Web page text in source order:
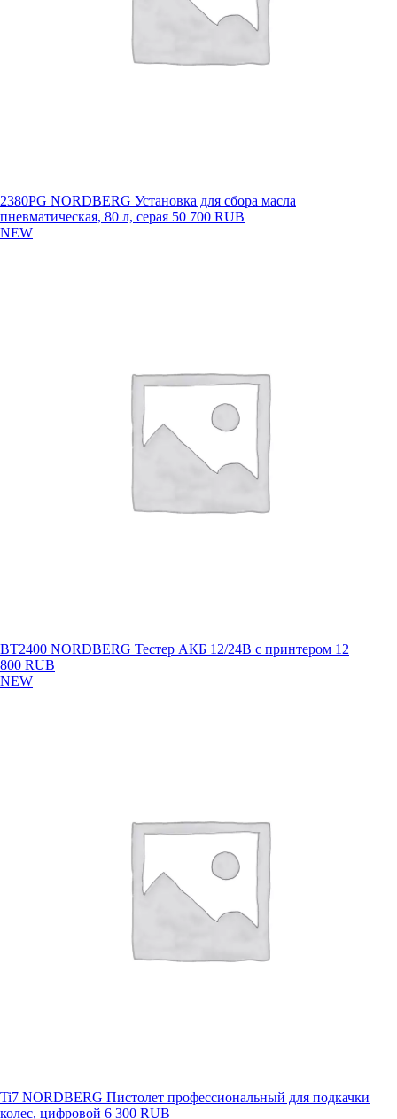
2380PG NORDBERG Установка для сбора масла
пневматическая, 80 л, серая 50 700 RUB
NEW
BT2400 NORDBERG Тестер АКБ 12/24В с принтером 12
800 RUB
NEW
Ti7 NORDBERG Пистолет профессиональный для подкачки
колес, цифровой 6 300 RUB